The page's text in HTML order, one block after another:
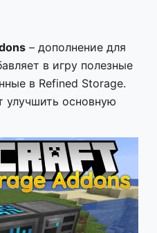
– дополнение для
в игру полезные
в Refined Storage.
улучшить основную